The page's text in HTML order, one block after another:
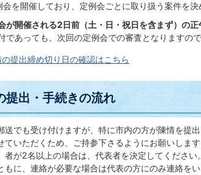
を開催しており、定例会ごとに取り扱う案件を
が開催される2日前（土・日・祝日を含まず）の
であっても、次回の定例会での審査となりますの
の提出締め切り日の確認はこちら
提出・手続きの流れ
送でも受け付けますが、特に市内の方が陳情を提
ていただくため、ご持参下さるようにお願いします
者が2名以上の場合は、代表者を決定してくださ
もに、連絡が必要な場合は代表の方にのみ連絡をい